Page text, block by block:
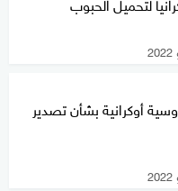
أوكرانية بشأن تصدير